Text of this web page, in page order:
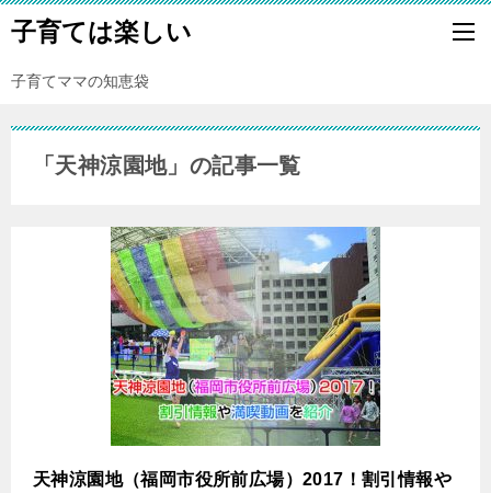
子育ては楽しい
子育てママの知恵袋
「天神涼園地」の記事一覧
天神涼園地（福岡市役所前広場）2017！割引情報や